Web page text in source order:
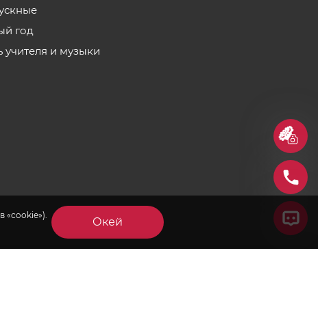
«cookie»).
Окей
год
учителя и музыки